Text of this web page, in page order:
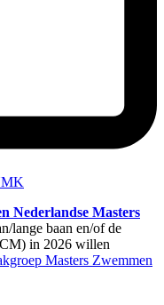
Nederlandse Masters
lange baan en/of de
in 2026 willen
Masters Zwemmen